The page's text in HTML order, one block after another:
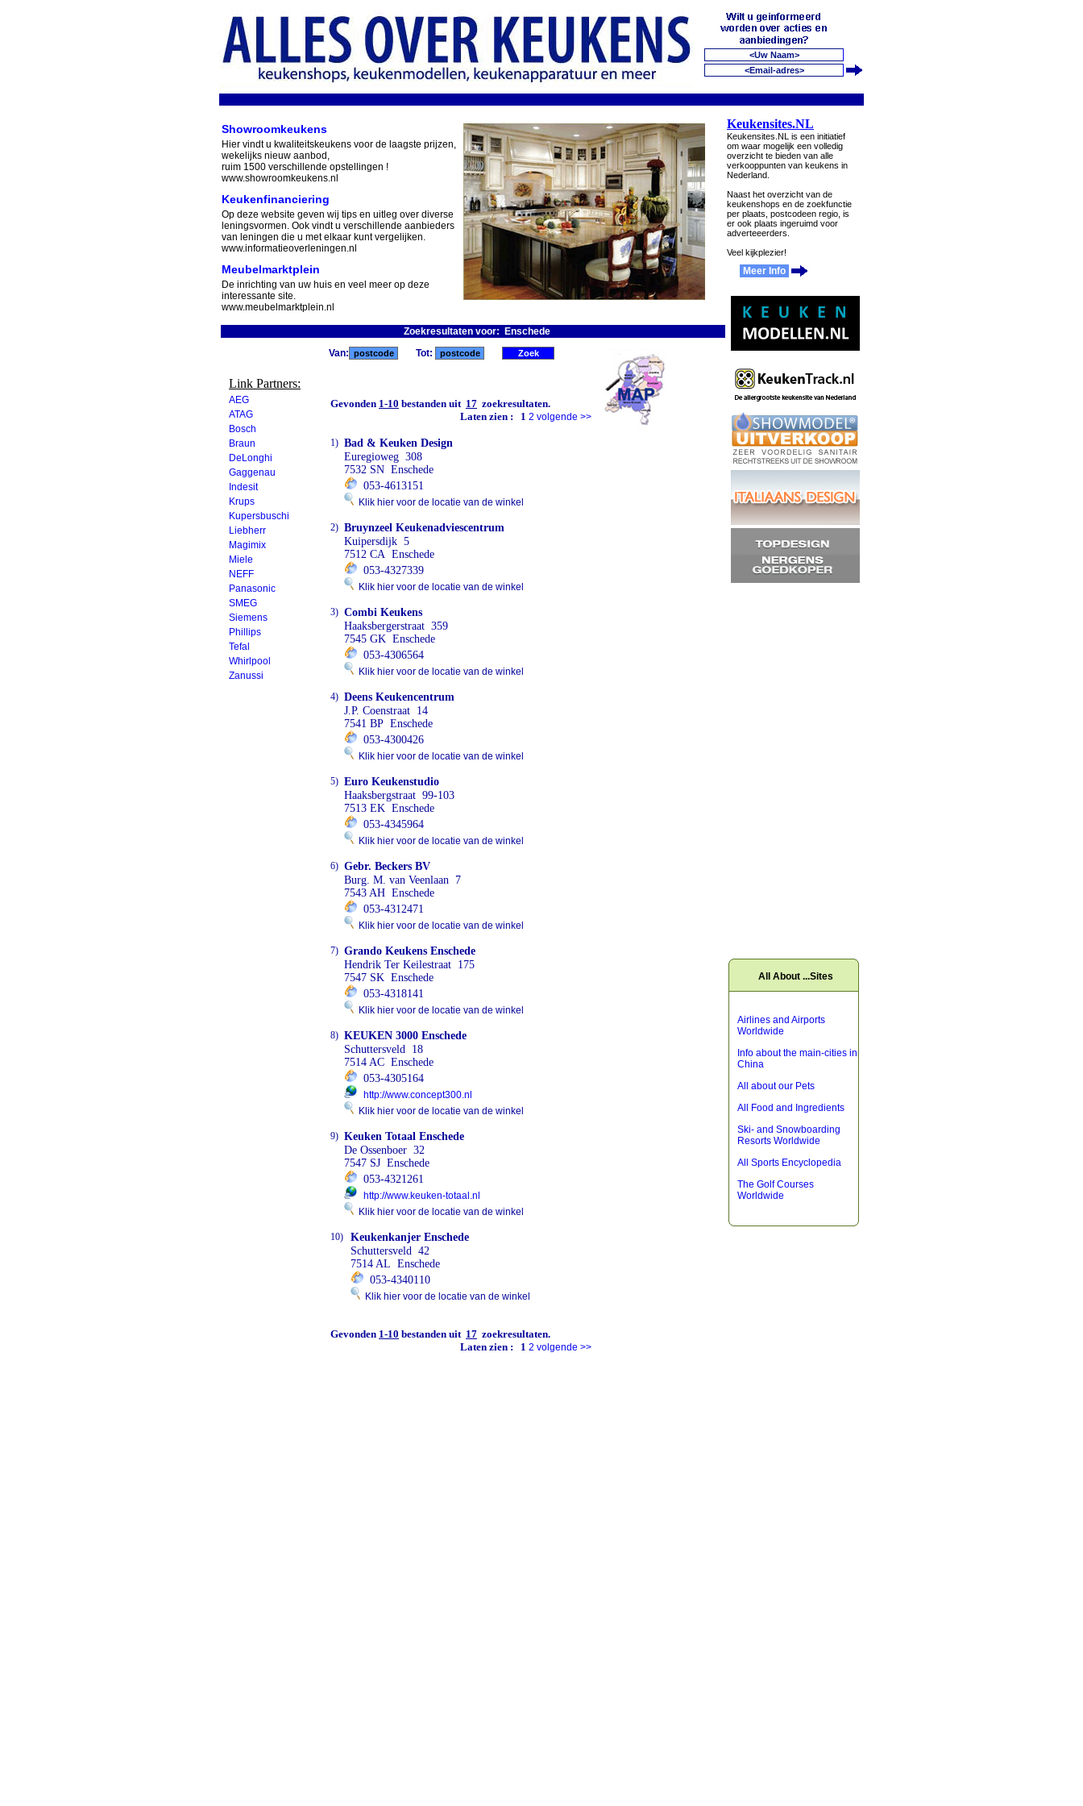
Showroomkeukens
Hier vindt u kwaliteitskeukens voor de laagste prijzen,
wekelijks nieuw aanbod,
ruim 1500 verschillende opstellingen !
www.showroomkeukens.nl
Keukenfinanciering
Op deze website geven wij tips en uitleg over diverse
leningsvormen. Ook vindt u verschillende aanbieders
van leningen die u met elkaar kunt vergelijken.
www.informatieoverleningen.nl
Meubelmarktplein
De inrichting van uw huis en veel meer op deze
interessante site.
www.meubelmarktplein.nl
Zoekresultaten voor: Enschede
Link Partners:
AEG
ATAG
Bosch
Braun
DeLonghi
Gaggenau
Indesit
Krups
Kupersbuschi
Liebherr
Magimix
Miele
NEFF
Panasonic
SMEG
Siemens
Phillips
Tefal
Whirlpool
Zanussi
Van: Tot:
Gevonden 1-10 bestanden uit 17 zoekresultaten.
Laten zien :
1 2 volgende >>
1) Bad & Keuken Design
Euregioweg 308
7532 SN Enschede
053-4613151
Klik hier voor de locatie van de winkel
2) Bruynzeel Keukenadviescentrum
Kuipersdijk 5
7512 CA Enschede
053-4327339
Klik hier voor de locatie van de winkel
3) Combi Keukens
Haaksbergerstraat 359
7545 GK Enschede
053-4306564
Klik hier voor de locatie van de winkel
4) Deens Keukencentrum
J.P. Coenstraat 14
7541 BP Enschede
053-4300426
Klik hier voor de locatie van de winkel
5) Euro Keukenstudio
Haaksbergstraat 99-103
7513 EK Enschede
053-4345964
Klik hier voor de locatie van de winkel
6) Gebr. Beckers BV
Burg. M. van Veenlaan 7
7543 AH Enschede
053-4312471
Klik hier voor de locatie van de winkel
7) Grando Keukens Enschede
Hendrik Ter Keilestraat 175
7547 SK Enschede
053-4318141
Klik hier voor de locatie van de winkel
8) KEUKEN 3000 Enschede
Schuttersveld 18
7514 AC Enschede
053-4305164
http://www.concept300.nl
Klik hier voor de locatie van de winkel
9) Keuken Totaal Enschede
De Ossenboer 32
7547 SJ Enschede
053-4321261
http://www.keuken-totaal.nl
Klik hier voor de locatie van de winkel
10)
Keukenkanjer Enschede
Schuttersveld 42
7514 AL Enschede
053-4340110
Klik hier voor de locatie van de winkel
Gevonden 1-10 bestanden uit 17 zoekresultaten.
Laten zien :
1 2 volgende >>
Keukensites.NL
Keukensites.NL is een initiatief
om waar mogelijk een volledig
overzicht te bieden van alle
verkooppunten van keukens in
Nederland.
Naast het overzicht van de
keukenshops en de zoekfunctie
per plaats, postcodeen regio, is
er ook plaats ingeruimd voor
adverteeerders.
Veel kijkplezier!
Meer Info
All About ...Sites
Airlines and Airports
Worldwide
Info about the main-cities in
China
All about our Pets
All Food and Ingredients
Ski- and Snowboarding
Resorts Worldwide
All Sports Encyclopedia
The Golf Courses
Worldwide